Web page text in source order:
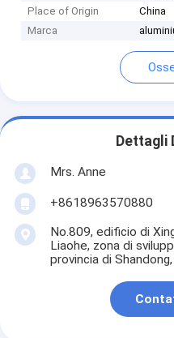
Place of Origin
China
Marca
Dettagli
Mrs. Anne
+8618963570880
No.809, edificio di
Liaohe, zona di
provincia di Shandong,